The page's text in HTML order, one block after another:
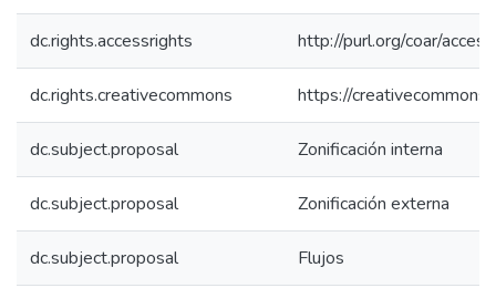
dc.rights.accessrights http://purl.org/coar/
dc.rights.creativecommons https://
dc.subject.proposal Zonificación interna
dc.subject.proposal Zonificación externa
dc.subject.proposal Flujos